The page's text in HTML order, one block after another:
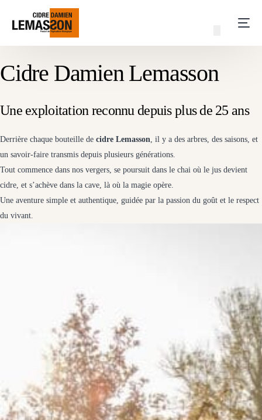
Cidre Damien Lemasson
Une exploitation reconnu depuis plus de 25 ans
Derrière chaque bouteille de cidre Lemasson , il y a des arbres, des saisons, et
un savoir-faire transmis depuis plusieurs générations.
Tout commence dans nos vergers, se poursuit dans le chai où le jus devient
cidre, et s’achève dans la cave, là où la magie opère.
Une aventure simple et authentique, guidée par la passion du goût et le respect
du vivant.